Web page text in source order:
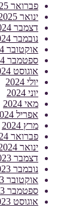
פברואר 2025
ינואר 2025
דצמבר 2024
נובמבר 2024
אוקטובר 2024
ספטמבר 2024
אוגוסט 2024
יולי 2024
יוני 2024
מאי 2024
אפריל 2024
מרץ 2024
פברואר 2024
ינואר 2024
דצמבר 2023
נובמבר 2023
אוקטובר 2023
ספטמבר 2023
אוגוסט 2023